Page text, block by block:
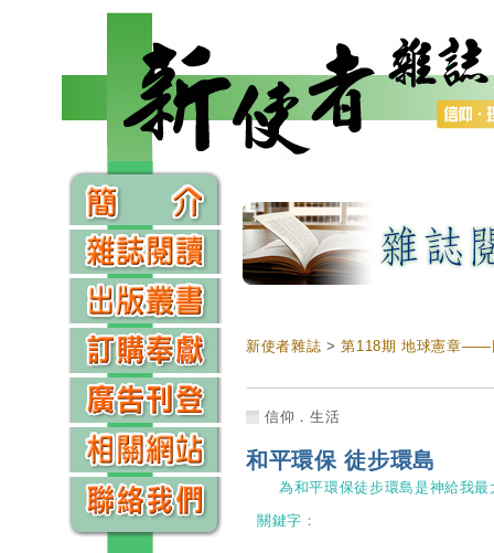
新使者雜誌 >第118期 地球憲章——
信仰．生活
和平環保 徒步環島
為和平環保徒步環島是神給我最
關鍵字：